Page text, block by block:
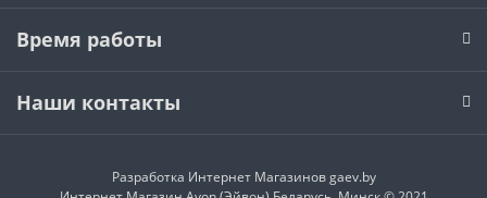
Время работы
Наши контакты
Разработка Интернет Магазиновgaev.by